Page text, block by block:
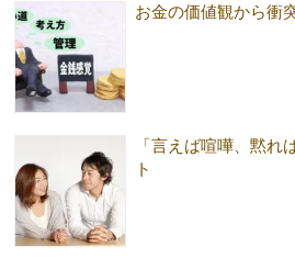
お金の価値観から衝
「言えば喧嘩、黙れ
ト